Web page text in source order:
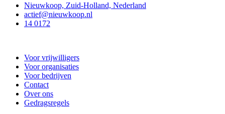
Nieuwkoop, Zuid-Holland, Nederland
actief@nieuwkoop.nl
14 0172
Voor vrijwilligers
Voor organisaties
Voor bedrijven
Contact
Over ons
Gedragsregels